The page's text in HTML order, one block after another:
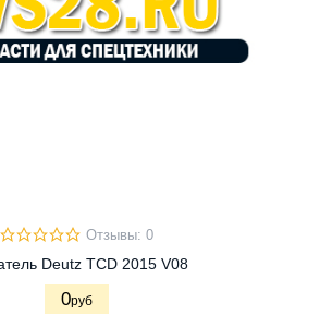
Отзывы: 0
Deutz TCD 2015 V08
0руб